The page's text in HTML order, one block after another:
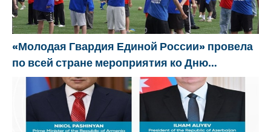
«Молодая Гвардия Единой России» провела
по всей стране мероприятия ко Дню
физкультурника